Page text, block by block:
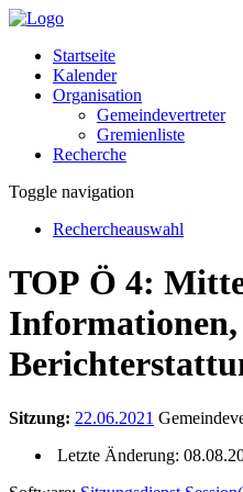
Startseite
Kalender
Organisation
Gemeindevertreter
Gremienliste
Recherche
Toggle navigation
Rechercheauswahl
TOP Ö 4:
Informationen,
Sitzung: 22.06.2021
Letzte Änderung: